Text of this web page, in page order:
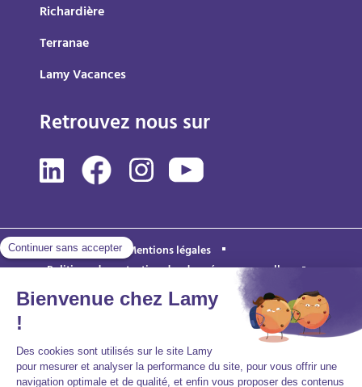
Richardière
Terranae
Lamy Vacances
Retrouvez nous sur
Mentions légales
Politique de protection des données personnelles
Accessibilité : partiellement conforme